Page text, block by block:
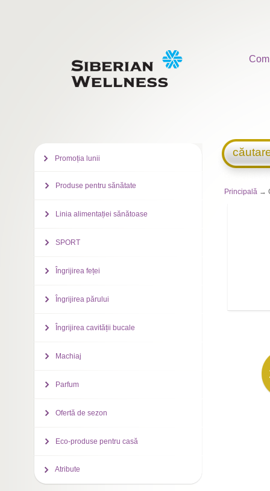
Principală →
Promoția lunii
Produse pentru sănătate
Linia alimentației sănătoase
SPORT
Îngrijirea feței
Îngrijirea părului
Îngrijirea cavității bucale
Machiaj
Parfum
Ofertă de sezon
Eco-produse pentru casă
Atribute